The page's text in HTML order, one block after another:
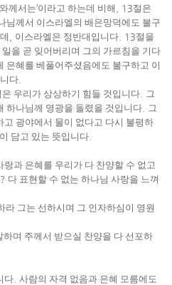
께서는’이라고 하는데 비해 , 13절은
님께서 이스라엘의 배은망덕에도 불구
이스라엘은 정반대입니다 . 13절을
을 곧 잊어버리며 그의 가르침을 기다
은혜를 베풀어주셨음에도 불구하고 이
다
우리가 상상하기 힘들 것입니다 그
하나님께 영광을 돌렸을 것입니다 그
광야에서 물이 없다고 다시 불평하
이 담고 있는 뜻입니다
랑과 은혜를 우리가 다 찬양할 수 없고
? 다 표현할 수 없는 하나님 사랑을 느껴
라 그는 선하시며 그 인자하심이 영원
며 주께서 받으실 찬양을 다 선포하
다 사람의 자격 없음과 은혜 모름에도